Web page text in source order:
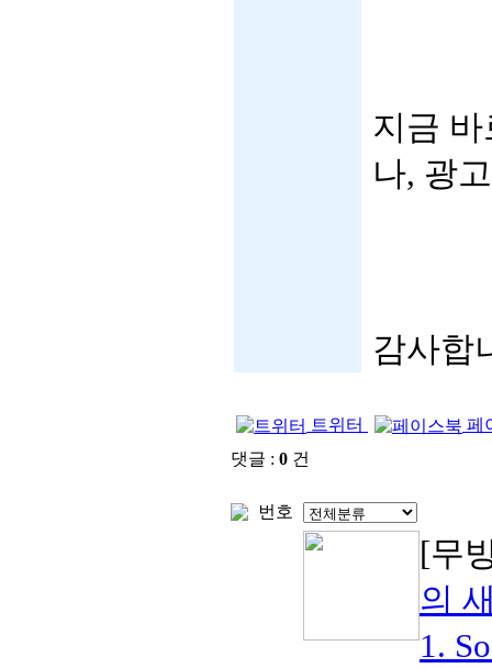
지금
나, 광
감사합
트위터
페
댓글 : 0 건
번호
[무
의
1.